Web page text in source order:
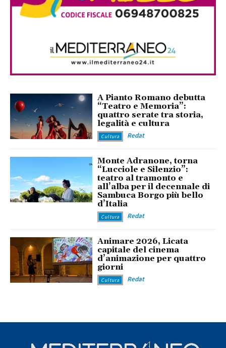
A Pianto Romano debutta
“Teatro e Memoria”:
quattro serate tra storia,
legalità e cultura
Cultura Redat
Monte Adranone, torna
“Lucciole e Silenzio”:
teatro al tramonto e
all’alba per il decennale di
Sambuca Borgo più bello
d’Italia
Cultura Redat
Animare 2026, Licata
capitale del cinema
d’animazione per quattro
giorni
Cultura Redat